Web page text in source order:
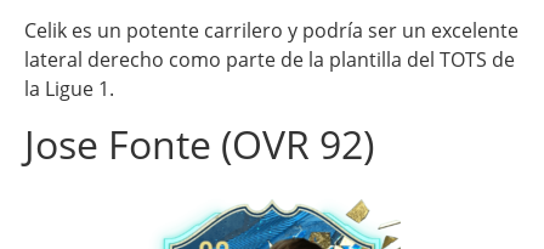
Celik es un potente carrilero y podría ser un excelente
lateral derecho como parte de la plantilla del TOTS de
la Ligue 1.
Jose Fonte (OVR 92)